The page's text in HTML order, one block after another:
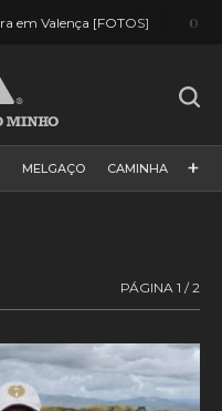
em Valença [FOTOS]
MELGAÇO CAMINHA
ESPANHA NORTE
+
PÁGINA 1 / 2